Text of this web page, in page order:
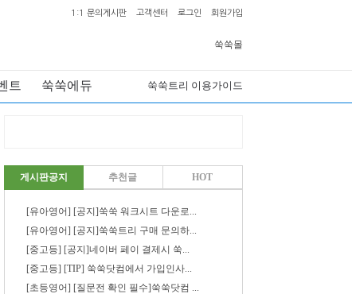
1:1 문의게시판 고객센터 로그인 회원가입
쑥쑥몰
트 쑥쑥에듀 쑥쑥트리 이용가이드
게시판공지 추천글 HOT
[유아영어] [공지]쑥쑥 워크시트 다운로...
[유아영어] [공지]쑥쑥트리 구매 문의하...
[중고등] [공지]네이버 페이 결제시 쑥...
[중고등] [TIP] 쑥쑥닷컴에서 가입인사...
[초등영어] [질문전 확인 필수]쑥쑥닷컴 ...